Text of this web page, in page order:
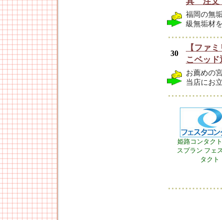
福岡の無
級無垢材
30
【ファ
こベッド
お薦めの
当店にお
姫路コンタク
スプラン フェ
タクト